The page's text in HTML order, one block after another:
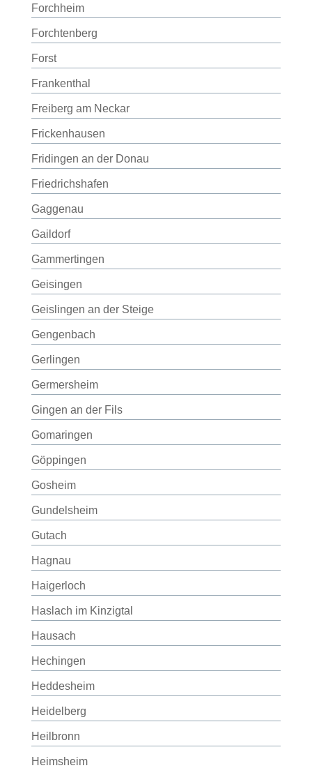
Forchheim
Forchtenberg
Forst
Frankenthal
Freiberg am Neckar
Frickenhausen
Fridingen an der Donau
Friedrichshafen
Gaggenau
Gaildorf
Gammertingen
Geisingen
Geislingen an der Steige
Gengenbach
Gerlingen
Germersheim
Gingen an der Fils
Gomaringen
Göppingen
Gosheim
Gundelsheim
Gutach
Hagnau
Haigerloch
Haslach im Kinzigtal
Hausach
Hechingen
Heddesheim
Heidelberg
Heilbronn
Heimsheim